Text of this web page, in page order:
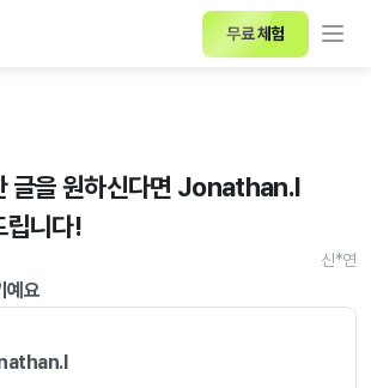
글을 원하신다면 Jonathan.I
립니다!
신*연
예요
무료 체험